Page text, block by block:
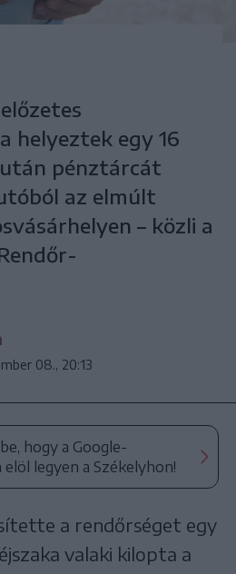
helyeztek egy 16
pénztárcát
az elmúlt
– közli a
08., 20:13
hogy a Google-
legyen a Székelyhon!
a rendőrséget egy
valaki kilopta a